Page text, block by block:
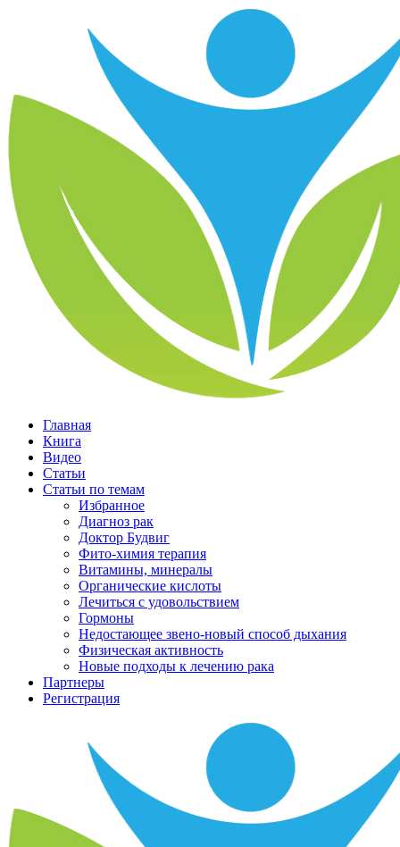
Главная
Книга
Видео
Статьи
Статьи по темам
Избранное
Диагноз рак
Доктор Будвиг
Фито-химия терапия
Витамины, минералы
Органические кислоты
Лечиться с удовольствием
Гормоны
Недостающее звено-новый способ дыхания
Физическая активность
Новые подходы к лечению рака
Партнеры
Регистрация